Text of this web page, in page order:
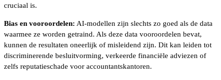
cruciaal is.
Bias en vooroordelen: AI-modellen zijn slechts zo goed als de data
waarmee ze worden getraind. Als deze data vooroordelen bevat,
kunnen de resultaten oneerlijk of misleidend zijn. Dit kan leiden tot
discriminerende besluitvorming, verkeerde financiële adviezen of
zelfs reputatieschade voor accountantskantoren.